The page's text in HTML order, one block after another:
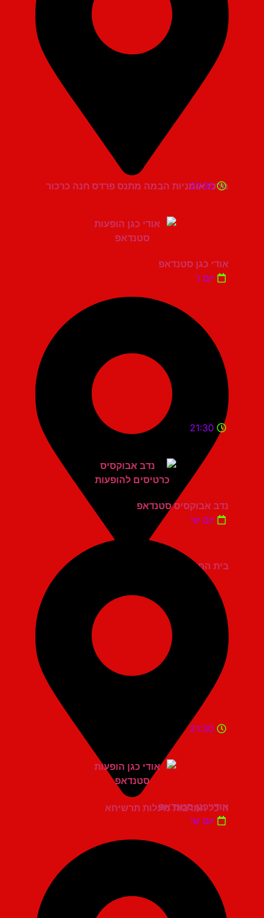
מרכז אומניות הבמה מתנס פרדס חנה כרכור
21:30
אודי כגן סטנדאפ
יום ו'
בית החייל תל אביב
21:30
נדב אבוקסיס סטנדאפ
יום ש'
היכל התרבות מעלות תרשיחא
21:30
אודי כגן סטנדאפ
יום ש'